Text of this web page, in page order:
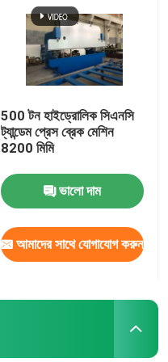
500 টন হাইড্রোলিক সিএনসি
ট্যান্ডেম প্রেস ব্রেক মেশিন
8200 মিমি
ভালো দাম
আমাদের সাথে যোগাযোগ করুন